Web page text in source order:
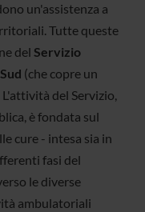
un'assistenza a
Tutte queste
del Servizio
(che copre un
del Servizio,
è fondata sul
cure - intesa sia in
fasi del
le diverse
ambulatoriali